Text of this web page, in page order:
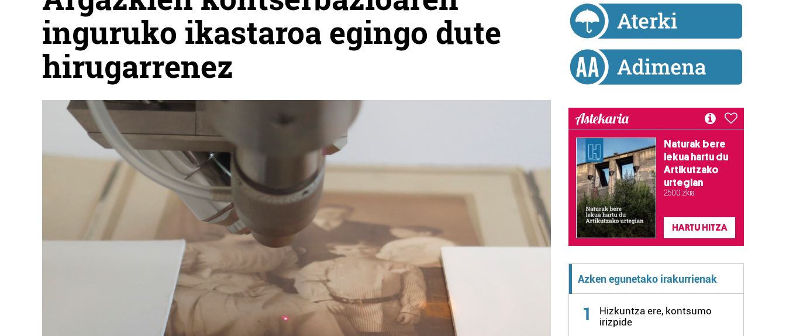
inguruko ikastaroa egingo dute
hirugarrenez
Astekaria
Naturak bere
lekua hartu du
Artikutzako
urtegian
2.500 zkia.
HARTU HITZA
Azken egunetako irakurrienak
1
Hizkuntza ere, kontsumo
irizpide